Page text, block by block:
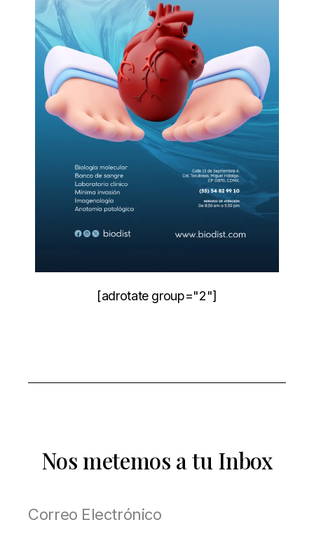
[adrotate group="2"]
Nos metemos a tu Inbox